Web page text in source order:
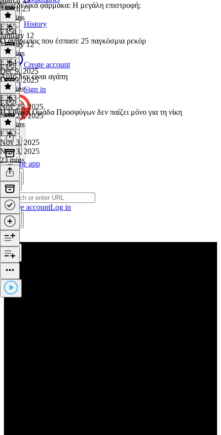
History
Create account
Sign in
Get the app
Create accountLog in
March 25
30 mins
Ψυχεδελικά φάρμακα: Η μεγάλη επιστροφή;
E355·
January 12
January 12
34 mins
E354
Ο άνθρωπος που έσπασε 25 παγκόσμια ρεκόρ
E354·
Dec 9, 2025
Dec 9, 2025
30 mins
E353
Αυτό δεν είναι αγάπη
E353·
Nov 25, 2025
Nov 25, 2025
24 mins
E352
H Εθνική Ομάδα Προσφύγων δεν παίζει μόνο για τη νίκη
E352·
Nov 3, 2025
Nov 3, 2025
23 mins